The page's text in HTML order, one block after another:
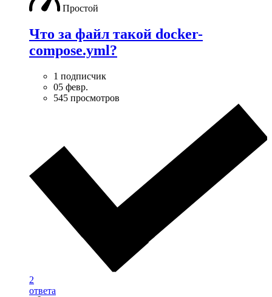
Простой
Что за файл такой docker-
compose.yml?
1 подписчик
05 февр.
545 просмотров
2
ответа